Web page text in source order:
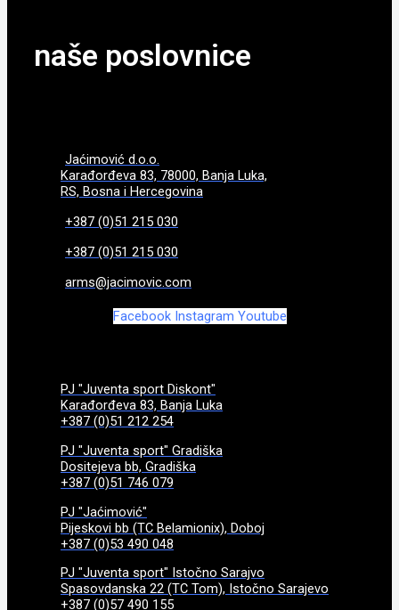
naše poslovnice
Jaćimović d.o.o.
Karađorđeva 83, 78000, Banja Luka,
RS, Bosna i Hercegovina
+387 (0)51 215 030
+387 (0)51 215 030
arms@jacimovic.com
Facebook Instagram Youtube
PJ "Juventa sport Diskont"
Karađorđeva 83, Banja Luka
+387 (0)51 212 254
PJ "Juventa sport" Gradiška
Dositejeva bb, Gradiška
+387 (0)51 746 079
PJ "Jaćimović"
Pijeskovi bb (TC Belamionix), Doboj
+387 (0)53 490 048
PJ "Juventa sport" Istočno Sarajvo
Spasovdanska 22 (TC Tom), Istočno Sarajevo
+387 (0)57 490 155